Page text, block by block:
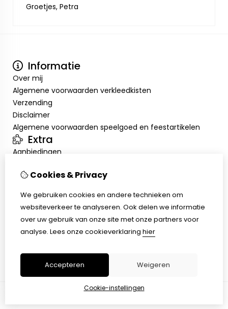
Groetjes, Petra
Informatie
Over mij
Algemene voorwaarden verkleedkisten
Verzending
Disclaimer
Algemene voorwaarden speelgoed en feestartikelen
Extra
Aanbiedingen
Inloggen
Verlanglijst
Klantenservice
Retourneren
Cookies & Privacy
We gebruiken cookies en andere technieken om
websiteverkeer te analyseren. Ook delen we informatie
over uw gebruik van onze site met onze partners voor
analyse. Lees onze cookieverklaring hier
Accepteren Weigeren
Cookie-instellingen